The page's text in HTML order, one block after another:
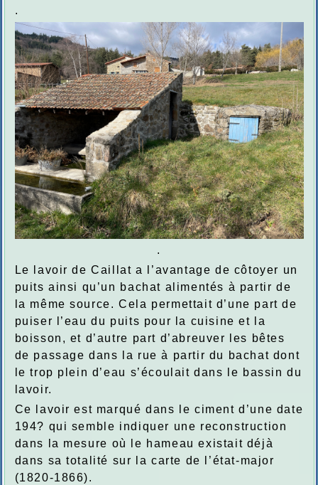
.
.
Le lavoir de Caillat a l’avantage de côtoyer un
puits ainsi qu’un bachat alimentés à partir de
la même source. Cela permettait d’une part de
puiser l’eau du puits pour la cuisine et la
boisson, et d’autre part d’abreuver les bêtes
de passage dans la rue à partir du bachat dont
le trop plein d’eau s’écoulait dans le bassin du
lavoir.
Ce lavoir est marqué dans le ciment d’une date
194? qui semble indiquer une reconstruction
dans la mesure où le hameau existait déjà
dans sa totalité sur la carte de l’état-major
(1820-1866).